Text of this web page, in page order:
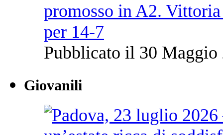
promosso in A2.
per 14-7
Pubblicato il 30 Maggio
Giovanili